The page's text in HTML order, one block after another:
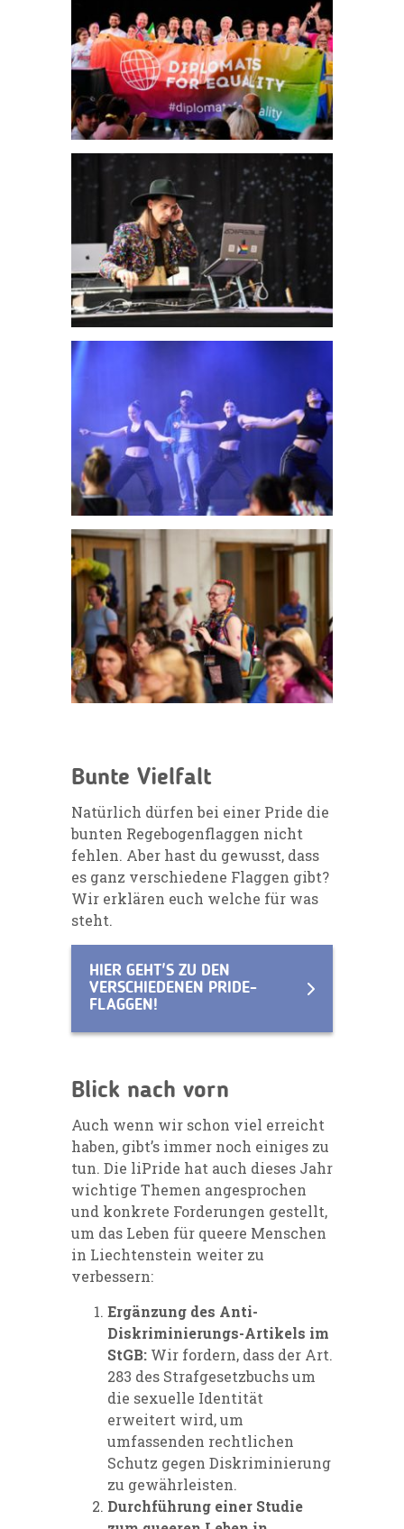
Bunte Vielfalt
Natürlich dürfen bei einer Pride die
bunten Regebogenflaggen nicht
fehlen. Aber hast du gewusst, dass
es ganz verschiedene Flaggen gibt?
Wir erklären euch welche für was
steht.
HIER GEHT'S ZU DEN
VERSCHIEDENEN PRIDE-
FLAGGEN!
Blick nach vorn
Auch wenn wir schon viel erreicht
haben, gibt’s immer noch einiges zu
tun. Die liPride hat auch dieses Jahr
wichtige Themen angesprochen
und konkrete Forderungen gestellt,
um das Leben für queere Menschen
in Liechtenstein weiter zu
verbessern:
Ergänzung des Anti-
Diskriminierungs-Artikels im
StGB: Wir fordern, dass der Art.
283 des Strafgesetzbuchs um
die sexuelle Identität
erweitert wird, um
umfassenden rechtlichen
Schutz gegen Diskriminierung
zu gewährleisten.
Durchführung einer Studie